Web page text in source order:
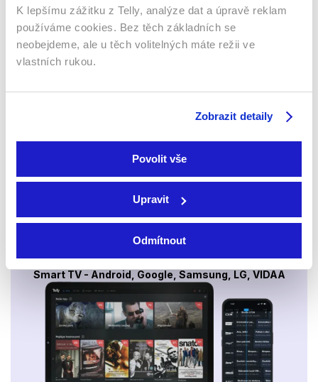
K lepšímu zážitku z Telly, analýze dat a úpravě reklam
používáme cookies. Bez těch základních se
neobejdeme, ale u těch volitelných máte režii ve
vlastních rukou.
Zobrazit detaily
Povolit vše
Upravit
Odmítnout
Sledujte kdekoliv až na 6 zařízeních
Smart TV - Android, Google, Samsung, LG, VIDAA